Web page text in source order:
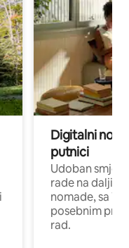
Digitalni
putnici
Udoban
rade na
nomade, sa
posebnim
rad.